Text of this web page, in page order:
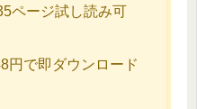
ページ試し読み可
円で即ダウンロード